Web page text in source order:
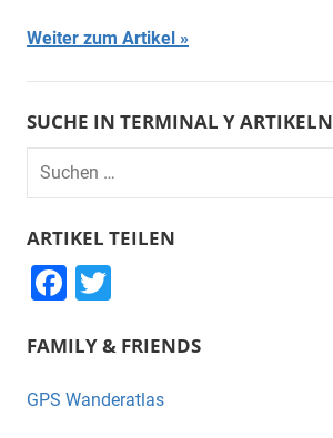
Weiter zum Artikel
SUCHE IN TERMINAL Y ARTIKELN
Suchen
nach:
ARTIKEL TEILEN
F
c
e
tt
er
FAMILY & FRIENDS
GPS Wanderatlas